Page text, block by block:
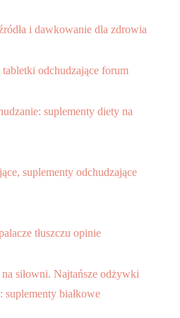
i dawkowanie dla zdrowia
odchudzające forum
suplementy diety na
suplementy odchudzające
tłuszczu opinie
siłowni. Najtańsze odżywki
suplementy białkowe